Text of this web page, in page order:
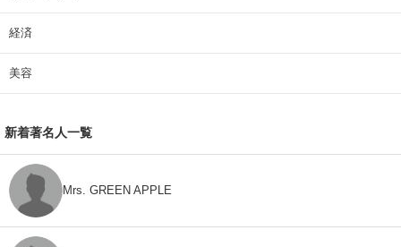
経済
美容
新着著名人一覧
Mrs. GREEN APPLE